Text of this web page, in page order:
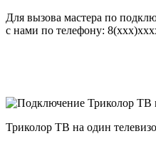
Для вызова мастера по
с нами по телефону:
Триколор ТВ на один